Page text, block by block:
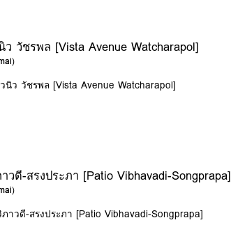
วัชรพล [Vista Avenue Watcharapol]
)
ว วัชรพล [Vista Avenue Watcharapol]
ดี-สรงประภา [Patio Vibhavadi-Songprapa]
)
วดี-สรงประภา [Patio Vibhavadi-Songprapa]